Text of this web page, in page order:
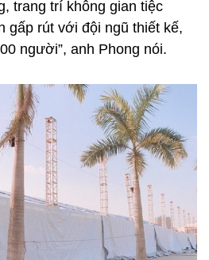
trang trí không gian tiệc
gấp rút với đội ngũ thiết kế,
người”, anh Phong nói.